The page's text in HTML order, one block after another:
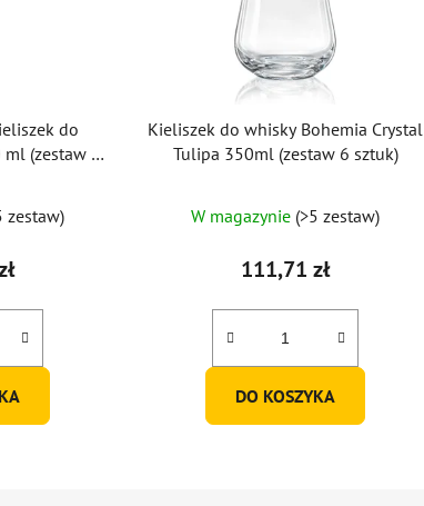
do
(zestaw 6
zestaw)
Kieliszek do whisky Bohemia Crystal
Tulipa 350ml (zestaw 6 sztuk)
W magazynie (>5 zestaw)
111,71 zł
DO KOSZYKA